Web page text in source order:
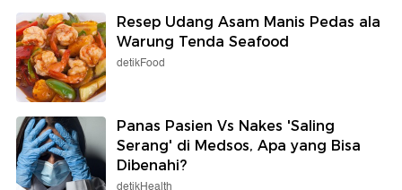
Resep Udang Asam Manis Pedas ala
Warung Tenda Seafood
detikFood
Panas Pasien Vs Nakes 'Saling
Serang' di Medsos, Apa yang Bisa
Dibenahi?